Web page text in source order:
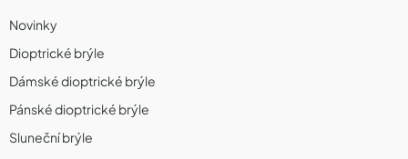
Novinky
Dioptrické brýle
Dámské dioptrické brýle
Pánské dioptrické brýle
Sluneční brýle